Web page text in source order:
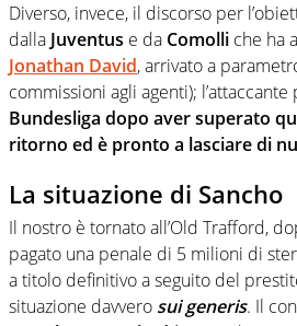
Diverso, invece, il discorso per
dalla Juventus e da Comolli che ha
Jonathan David, arrivato a
commissioni agli agenti);
Bundesliga dopo aver superato
ritorno ed è pronto a lasciare di
La situazione di Sancho
Il nostro è tornato all’Old Trafford,
pagato una penale di 5 milioni di
a titolo definitivo a seguito del
situazione davvero sui generis. Il